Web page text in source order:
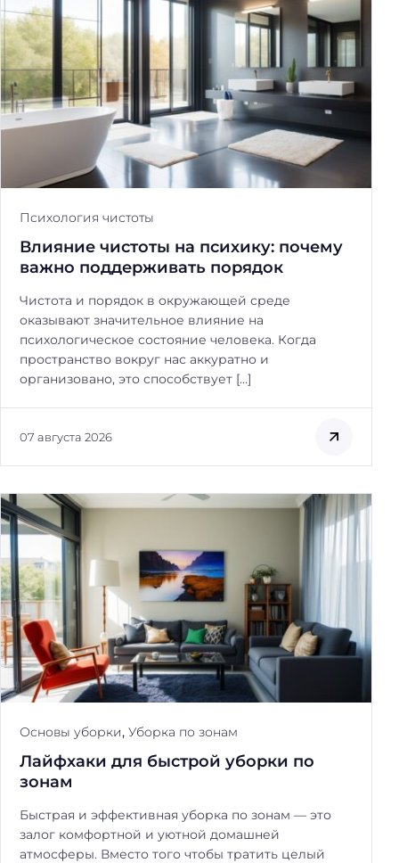
Психология чистоты
Влияние чистоты на психику: почему
важно поддерживать порядок
Чистота и порядок в окружающей среде
оказывают значительное влияние на
психологическое состояние человека. Когда
пространство вокруг нас аккуратно и
организовано, это способствует […]
07 августа 2026
Основы уборки, Уборка по зонам
Лайфхаки для быстрой уборки по
зонам
Быстрая и эффективная уборка по зонам — это
залог комфортной и уютной домашней
атмосферы. Вместо того чтобы тратить целый